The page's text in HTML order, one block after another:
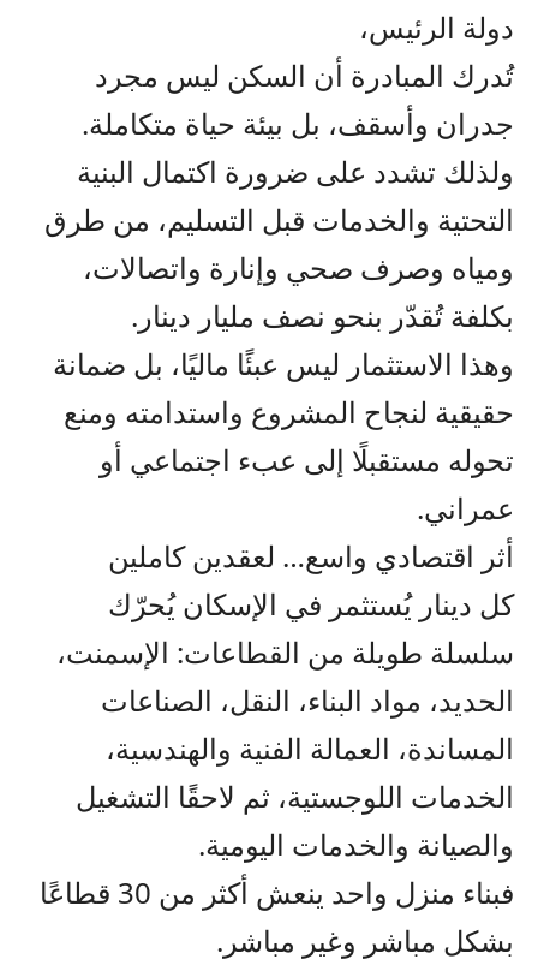
دولة الرئيس،
تُدرك المبادرة أن السكن ليس مجرد
جدران وأسقف، بل بيئة حياة متكاملة.
ولذلك تشدد على ضرورة اكتمال البنية
التحتية والخدمات قبل التسليم، من طرق
ومياه وصرف صحي وإنارة واتصالات،
بكلفة تُقدّر بنحو نصف مليار دينار.
وهذا الاستثمار ليس عبئًا ماليًا، بل ضمانة
حقيقية لنجاح المشروع واستدامته ومنع
تحوله مستقبلًا إلى عبء اجتماعي أو
عمراني.
أثر اقتصادي واسع… لعقدين كاملين
كل دينار يُستثمر في الإسكان يُحرّك
سلسلة طويلة من القطاعات: الإسمنت،
الحديد، مواد البناء، النقل، الصناعات
المساندة، العمالة الفنية والهندسية،
الخدمات اللوجستية، ثم لاحقًا التشغيل
والصيانة والخدمات اليومية.
فبناء منزل واحد ينعش أكثر من 30 قطاعًا
بشكل مباشر وغير مباشر.